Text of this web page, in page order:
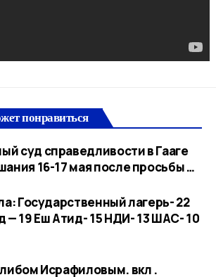
понравиться
суд справедливости в Гааге
16-17 мая после просьбы …​
Государственный лагерь- 22
— 19 Еш Атид- 15 НДИ- 13 ШАС- 10
Исрафиловым. вкл .